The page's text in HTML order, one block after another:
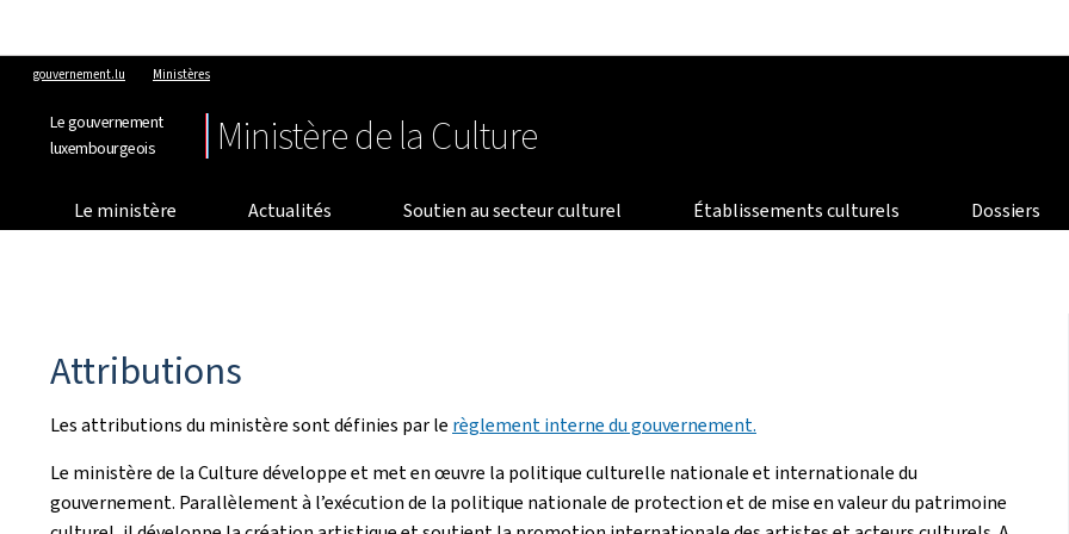
gouvernement.lu Ministères
Le gouvernement
luxembourgeois
Ministère de la Culture
Le ministère Actualités Soutien au secteur culturel Établissements culturels Dossiers
Attributions
Les attributions du ministère sont définies par le règlement interne du gouvernement.
Le ministère de la Culture développe et met en œuvre la politique culturelle nationale et internationale du
gouvernement. Parallèlement à l’exécution de la politique nationale de protection et de mise en valeur du patrimoine